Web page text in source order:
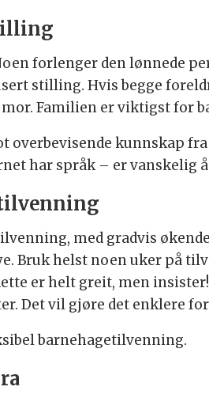
forlenger den lønnede
stilling. Hvis begge
Familien er viktigst for
overbevisende kunnskap
har språk – er vanskelig
med gradvis
Bruk helst noen uker på
er helt greit, men
Det vil gjøre det enklere
barnehagetilvenning.